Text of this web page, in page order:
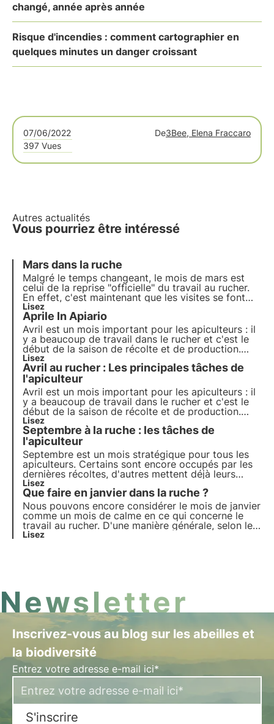
changé, année après année
Risque d'incendies : comment cartographier en
quelques minutes un danger croissant
07/06/2022 De3Bee, Elena Fraccaro
397 Vues
Autres actualités
Vous pourriez être intéressé
Mars dans la ruche
Malgré le temps changeant, le mois de mars est
celui de la reprise "officielle" du travail au rucher.
En effet, c'est maintenant que les visites se font
plus fréquentes et que nous commençons à
prendre les mesures nécessaires pour affronter au
mieux l'arrivée de la floraison.
Lisez
Aprile In Apiario
Avril est un mois important pour les apiculteurs : il
y a beaucoup de travail dans le rucher et c'est le
début de la saison de récolte et de production.
C'est pourquoi il est très important de savoir quels
sont les travaux à effectuer pour que les familles
soient dans les meilleures conditions.
Lisez
Avril au rucher : Les principales tâches de
l'apiculteur
Avril est un mois important pour les apiculteurs : il
y a beaucoup de travail dans le rucher et c'est le
début de la saison de récolte et de production.
C'est pourquoi il est très important de savoir quels
sont les travaux à effectuer pour que les familles
soient dans les meilleures conditions.
Lisez
Septembre à la ruche : les tâches de
l'apiculteur
Septembre est un mois stratégique pour tous les
apiculteurs. Certains sont encore occupés par les
dernières récoltes, d'autres mettent déjà leurs
rayons de miel en réserve. Malgré ces différences,
toutes les attentions de l'apiculteur se tournent
vers la préparation de l'hivernage des familles.
Lisez
Que faire en janvier dans la ruche ?
Nous pouvons encore considérer le mois de janvier
comme un mois de calme en ce qui concerne le
travail au rucher. D'une manière générale, selon les
régions, les abeilles doivent être encore fermées
Lisez
Newsletter
Inscrivez-vous au blog sur les abeilles et
la biodiversité
Entrez votre adresse e-mail ici*
S'inscrire